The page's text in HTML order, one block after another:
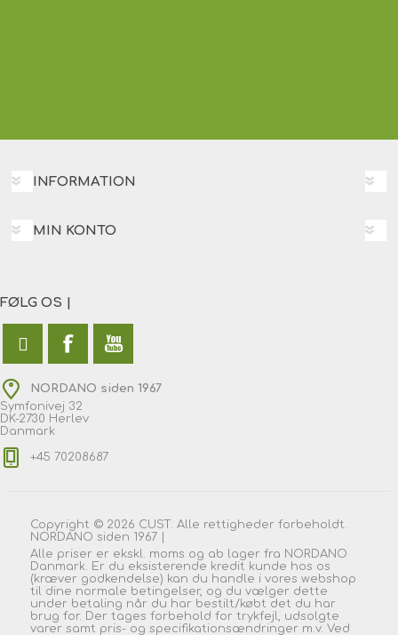
INFORMATION
MIN KONTO
FØLG OS |
NORDANO siden 1967
Symfonivej 32
DK-2730 Herlev
Danmark
+45 70208687
Copyright © 2026 CUST. Alle rettigheder forbeholdt.
NORDANO siden 1967 |
Alle priser er ekskl. moms og ab lager fra NORDANO
Danmark. Er du eksisterende kredit kunde hos os
(kræver godkendelse) kan du handle i vores webshop
til dine normale betingelser, og du vælger dette
under betaling når du har bestilt/købt det du har
brug for. Der tages forbehold for trykfejl, udsolgte
varer samt pris- og specifikationsændringer m.v. Ved